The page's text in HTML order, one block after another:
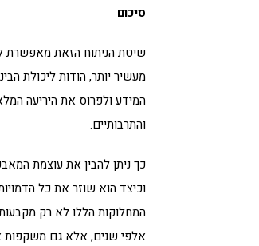
סיכום
שיטת הניתוח הזאת מאפשרת
מעשיר יותר, הודות ליכולת
המידע ולפרוס את היריעה
והתרבותיים.
כך ניתן להבין את עוצמת
וכיצד הוא שוזר את כל
המחלוקות הללו לא רק
אלפי שנים, אלא גם משקפות